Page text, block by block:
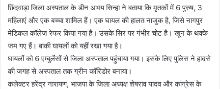
छिंदवाड़ा जिला अस्पताल के डीन अभय सिन्हा ने बताया कि मृतकों में 6 पुरुष, 3
महिलाएं और एक बच्चा शामिल हैं। एक घायल की हालत नाजुक है, जिसे नागपुर
मेडिकल कॉलेज रेफर किया गया है। उसके सिर पर गंभीर चोट है। खून के थक्के
जम गए हैं। बाकी घायलों को यहीं रखा गया है।
घायलों को 6 एम्बुलेंसों से जिला अस्पताल पहुंचाया गया। इसके लिए पुलिस ने हादसे
की जगह से अस्पताल तक ग्रीन कॉरिडोर बनाया।
कलेक्टर हरेंद्र नारायण, भाजपा के जिला अध्यक्ष शेषराव यादव और कांग्रेस के